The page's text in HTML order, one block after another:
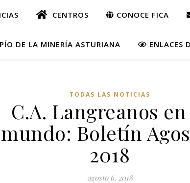
CENTROS CONOCE FICA
DE LA MINERÍA ASTURIANA ENLACES
TODAS LAS NOTICIAS
C.A. Langreanos
mundo: Boletín
2018
agosto 6, 2018